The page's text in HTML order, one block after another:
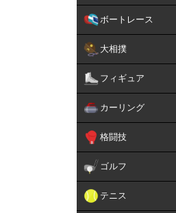
ボートレース
大相撲
フィギュア
カーリング
格闘技
ゴルフ
テニス